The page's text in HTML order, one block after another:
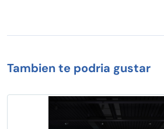
Tambien te podria gustar